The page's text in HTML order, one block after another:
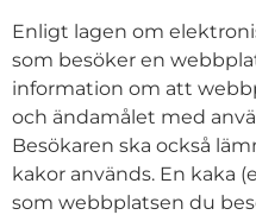
Enligt lagen om
som besöker en
information om att
och ändamålet med
Besökaren ska också
kakor används. En kaka
som webbplatsen du